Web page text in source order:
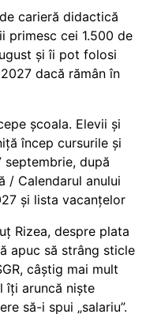
carieră didactică
primesc cei 1.500 de
și îi pot folosi
dacă rămân în
școala. Elevii și
încep cursurile și
după
/ Calendarul anului
și lista vacanțelor
Rizea, despre plata
apuc să strâng sticle
câștig mai mult
îți aruncă niște
să-i spui „salariu”.